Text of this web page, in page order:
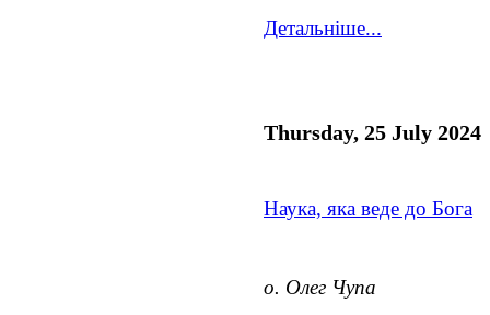
Детальніше...
Thursday, 25 July 2024
Наука, яка веде до Бога
о. Олег Чупа